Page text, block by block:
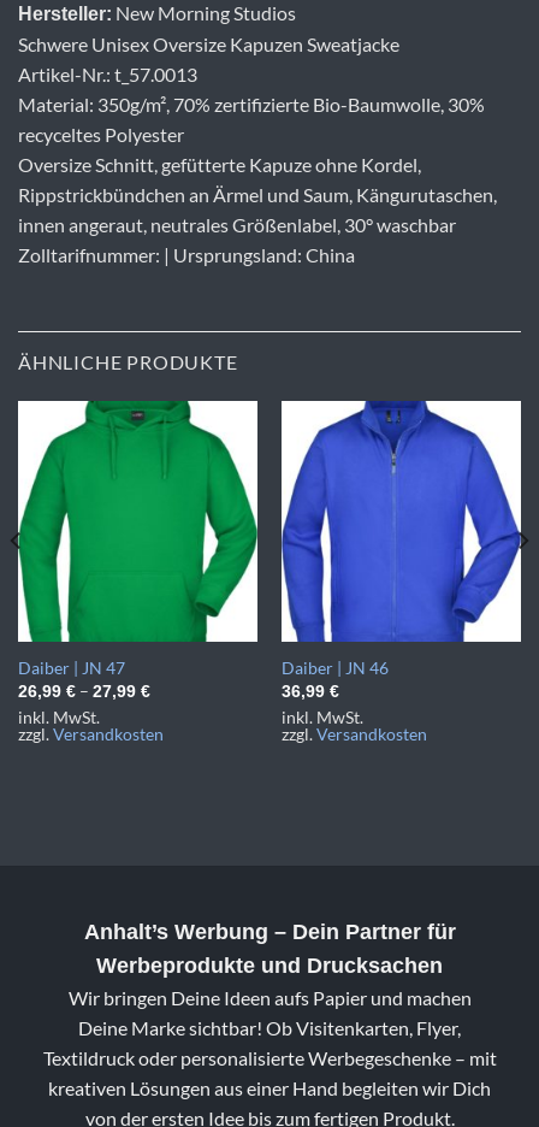
Hersteller: New Morning Studios
Schwere Unisex Oversize Kapuzen Sweatjacke
Artikel-Nr.: t_57.0013
Material: 350g/m², 70% zertifizierte Bio-Baumwolle, 30%
recyceltes Polyester
Oversize Schnitt, gefütterte Kapuze ohne Kordel,
Rippstrickbündchen an Ärmel und Saum, Kängurutaschen,
innen angeraut, neutrales Größenlabel, 30° waschbar
Zolltarifnummer: | Ursprungsland: China
ÄHNLICHE PRODUKTE
Daiber | JN 47
26,99 €– 27,99 €
inkl. MwSt.
zzgl.Versandkosten
Daiber | JN 46
36,99 €
inkl. MwSt.
zzgl.Versandkosten
Anhalt’s Werbung – Dein Partner für
Werbeprodukte und Drucksachen
Wir bringen Deine Ideen aufs Papier und machen
Deine Marke sichtbar! Ob Visitenkarten, Flyer,
Textildruck oder personalisierte Werbegeschenke – mit
kreativen Lösungen aus einer Hand begleiten wir Dich
von der ersten Idee bis zum fertigen Produkt.